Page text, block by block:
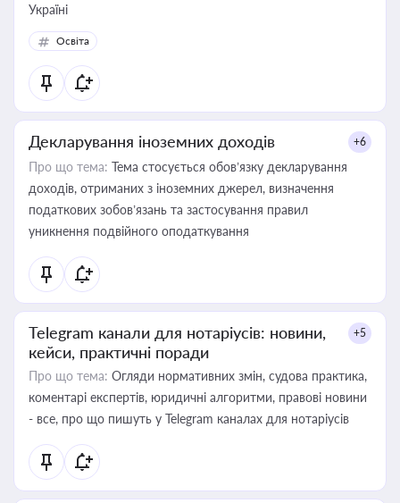
Україні
Освіта
Декларування іноземних доходів +6
Про що тема: Тема стосується обов’язку декларування
доходів, отриманих з іноземних джерел, визначення
податкових зобов’язань та застосування правил
уникнення подвійного оподаткування
Telegram канали для нотаріусів: новини,
кейси, практичні поради
+5
Про що тема: Огляди нормативних змін, судова практика,
коментарі експертів, юридичні алгоритми, правові новини
- все, про що пишуть у Telegram каналах для нотаріусів